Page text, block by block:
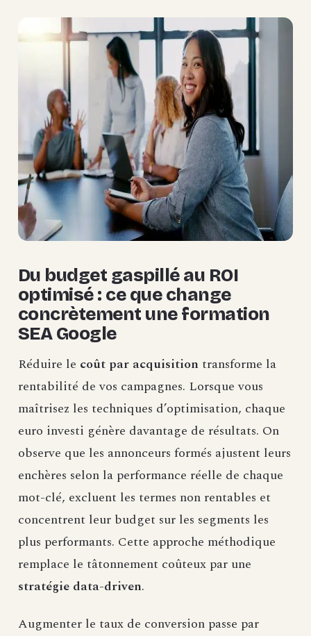
Du budget gaspillé au ROI
optimisé : ce que change
concrètement une formation
SEA Google
Réduire le coût par acquisition transforme la
rentabilité de vos campagnes. Lorsque vous
maîtrisez les techniques d’optimisation, chaque
euro investi génère davantage de résultats. On
observe que les annonceurs formés ajustent leurs
enchères selon la performance réelle de chaque
mot-clé, excluent les termes non rentables et
concentrent leur budget sur les segments les
plus performants. Cette approche méthodique
remplace le tâtonnement coûteux par une
stratégie data-driven.
Augmenter le taux de conversion passe par